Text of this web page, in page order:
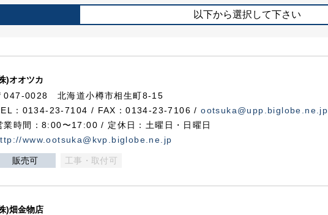
以下から選択して下さい
)オオツカ
047-0028 北海道小樽市相生町8-15
：0134-23-7104 / FAX：0134-23-7106 /ootsuka@upp.biglobe.ne.jp
業時間：8:00〜17:00 / 定休日：土曜日・日曜日
www.ootsuka@kvp.biglobe.ne.jp
販売可 工事・取付可
)畑金物店